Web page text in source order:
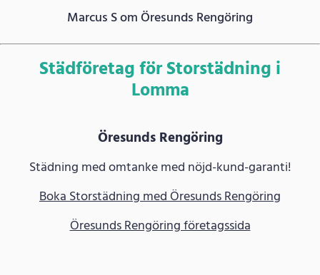
Marcus S om Öresunds Rengöring
Städföretag för Storstädning i
Lomma
Öresunds Rengöring
Städning med omtanke med nöjd-kund-garanti!
Boka Storstädning med Öresunds Rengöring
Öresunds Rengöring företagssida